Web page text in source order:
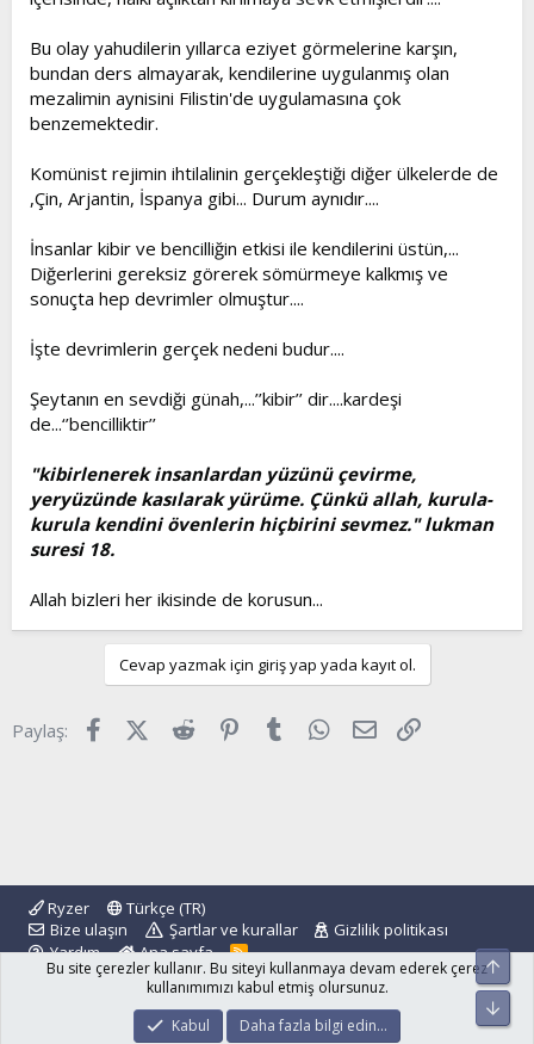
Bu olay yahudilerin yıllarca eziyet görmelerine karşın,
bundan ders almayarak, kendilerine uygulanmış olan
mezalimin aynisini Filistin'de uygulamasına çok
benzemektedir.
Komünist rejimin ihtilalinin gerçekleştiği diğer ülkelerde de
,Çin, Arjantin, İspanya gibi... Durum aynıdır....
İnsanlar kibir ve bencilliğin etkisi ile kendilerini üstün,...
Diğerlerini gereksiz görerek sömürmeye kalkmış ve
sonuçta hep devrimler olmuştur....
İşte devrimlerin gerçek nedeni budur....
Şeytanın en sevdiği günah,...’’kibir’’ dir....kardeşi
de...‘’bencilliktir’’
"kibirlenerek insanlardan yüzünü çevirme,
yeryüzünde kasılarak yürüme. Çünkü allah, kurula-
kurula kendini övenlerin hiçbirini sevmez." lukman
suresi 18.
Allah bizleri her ikisinde de korusun...
Cevap yazmak için giriş yap yada kayıt ol.
Paylaş: FacebookX (Twitter)
Reddit Pinterest
Tumblr WhatsApp
E-posta
Ryzer
Türkçe (TR)
Bize ulaşın
Şartlar ve kurallar
Gizlilik politikası
Yardım
Ana sayfa
R
S
S
Community platform by XenForo ® © 2010-2024 XenForo Ltd.
© 2001 - 2024
Bu site çerezler kullanır. Bu siteyi kullanmaya devam ederek çerez
kullanımımızı kabul etmiş olursunuz.
Kabul
Daha fazla bilgi edin…
Üst
Alt